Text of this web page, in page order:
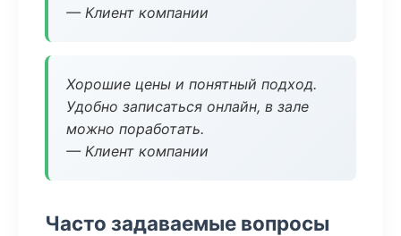
— Клиент компании
Хорошие цены и понятный подход.
Удобно записаться онлайн, в зале
можно поработать.
— Клиент компании
Часто задаваемые вопросы